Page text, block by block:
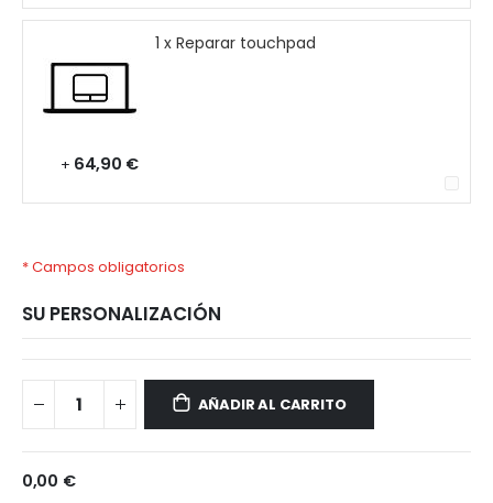
1 x Reparar touchpad
+ 64,90 €
* Campos obligatorios
SU PERSONALIZACIÓN
A1369
AÑADIR AL CARRITO
0,00 €